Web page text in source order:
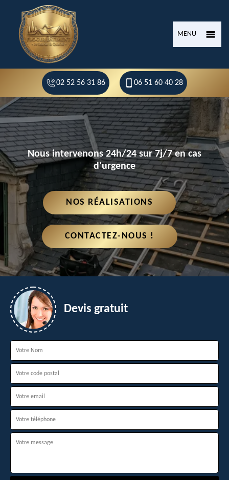
MENU
02 52 56 31 86 06 51 60 40 28
Nous intervenons 24h/24 sur 7j/7 en cas
d'urgence
NOS RÉALISATIONS
CONTACTEZ-NOUS !
Devis gratuit